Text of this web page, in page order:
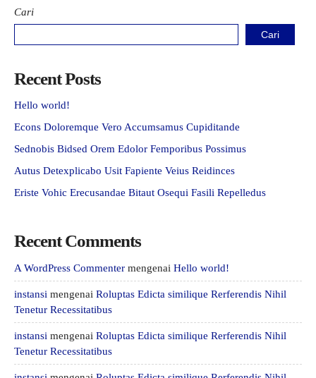
Cari
Cari
Recent Posts
Hello world!
Econs Doloremque Vero Accumsamus Cupiditande
Sednobis Bidsed Orem Edolor Femporibus Possimus
Autus Detexplicabo Usit Fapiente Veius Reidinces
Eriste Vohic Erecusandae Bitaut Osequi Fasili Repelledus
Recent Comments
A WordPress Commenter mengenai Hello world!
instansi mengenai Roluptas Edicta similique Rerferendis Nihil
Tenetur Recessitatibus
instansi mengenai Roluptas Edicta similique Rerferendis Nihil
Tenetur Recessitatibus